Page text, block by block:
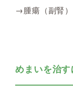
→腫瘍（副腎）
めまいを治す